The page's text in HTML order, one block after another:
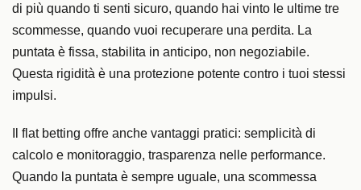
di più quando ti senti sicuro, quando hai vinto le ultime tre
scommesse, quando vuoi recuperare una perdita. La
puntata è fissa, stabilita in anticipo, non negoziabile.
Questa rigidità è una protezione potente contro i tuoi stessi
impulsi.
Il flat betting offre anche vantaggi pratici: semplicità di
calcolo e monitoraggio, trasparenza nelle performance.
Quando la puntata è sempre uguale, una scommessa